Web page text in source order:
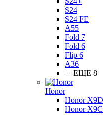
S24
S24 FE
A55
Fold 7
Fold 6
Flip 6
A36
+ ЕЩЕ 8
Honor
Honor X9D
Honor X9C